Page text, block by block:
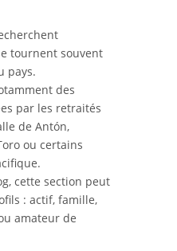
tournent souvent
pays.
des
par les retraités
de Antón,
ou certains
cette section peut
: actif, famille,
amateur de